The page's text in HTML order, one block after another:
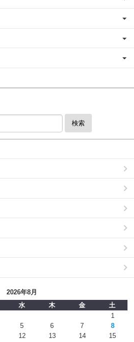
検索
2026年8月
水 木 金
土
1
5 6 7
8
12 13 14
15